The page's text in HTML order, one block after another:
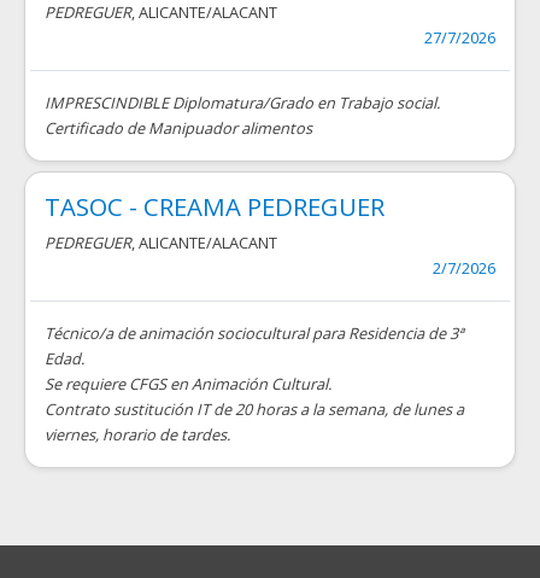
PEDREGUER, ALICANTE/ALACANT
27/7/2026
IMPRESCINDIBLE Diplomatura/Grado en Trabajo social.
Certificado de Manipuador alimentos
TASOC - CREAMA PEDREGUER
PEDREGUER, ALICANTE/ALACANT
2/7/2026
Técnico/a de animación sociocultural para Residencia de 3ª
Edad.
Se requiere CFGS en Animación Cultural.
Contrato sustitución IT de 20 horas a la semana, de lunes a
viernes, horario de tardes.